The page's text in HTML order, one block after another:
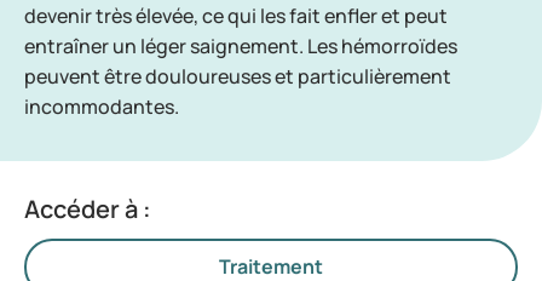
devenir très élevée, ce qui les fait enfler et peut
entraîner un léger saignement. Les hémorroïdes
peuvent être douloureuses et particulièrement
incommodantes.
Accéder à :
Traitement